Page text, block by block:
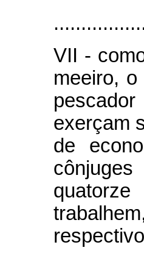
VII -
meeiro,
exerçam
de